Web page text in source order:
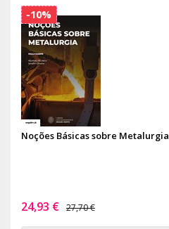
Noções Básicas sobre Metalurgia
24,93 € 27,70 €
-10%